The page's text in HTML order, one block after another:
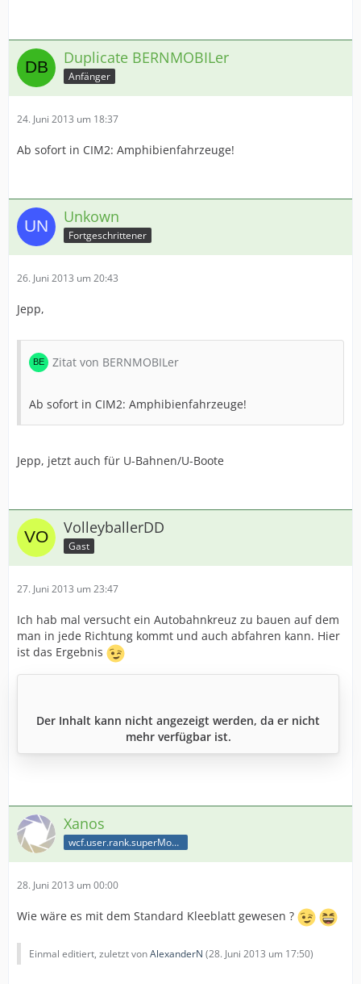
Duplicate BERNMOBILer
Anfänger
24. Juni 2013 um 18:37
Ab sofort in CIM2: Amphibienfahrzeuge!
Unkown
Fortgeschrittener
26. Juni 2013 um 20:43
Jepp,
Zitat von BERNMOBILer
Ab sofort in CIM2: Amphibienfahrzeuge!
Jepp, jetzt auch für U-Bahnen/U-Boote
VolleyballerDD
Gast
27. Juni 2013 um 23:47
Ich hab mal versucht ein Autobahnkreuz zu bauen auf dem
man in jede Richtung kommt und auch abfahren kann. Hier
ist das Ergebnis
Der Inhalt kann nicht angezeigt werden, da er nicht
mehr verfügbar ist.
Xanos
wcf.user.rank.superModerator
28. Juni 2013 um 00:00
Wie wäre es mit dem Standard Kleeblatt gewesen ?
Einmal editiert, zuletzt vonAlexanderN (28. Juni 2013 um 17:50)